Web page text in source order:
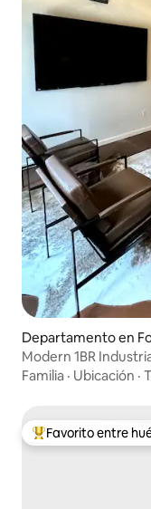
Departamento en
Modern 1BR
Familia · Ubicación ·
Favorito entre los
Favorito entre